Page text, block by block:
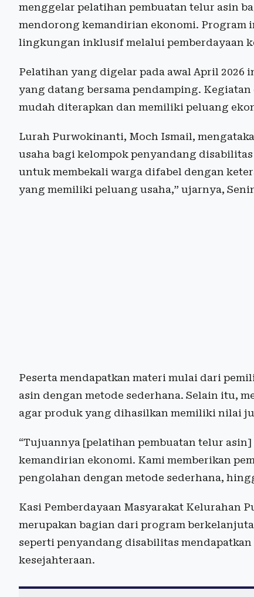
menggelar pelatihan pembuatan telur asin
mendorong kemandirian ekonomi. Program
lingkungan inklusif melalui pemberdayaan
Pelatihan yang digelar pada awal April
yang datang bersama pendamping.
mudah diterapkan dan memiliki peluang
Lurah Purwokinanti, Moch Ismail,
usaha bagi kelompok penyandang
untuk membekali warga difabel dengan
yang memiliki peluang usaha,” ujarnya,
Peserta mendapatkan materi mulai dari
asin dengan metode sederhana. Selain itu,
agar produk yang dihasilkan memiliki nilai
“Tujuannya [pelatihan pembuatan telur
kemandirian ekonomi. Kami memberikan
pengolahan dengan metode sederhana,
Kasi Pemberdayaan Masyarakat Kelurahan
merupakan bagian dari program
seperti penyandang disabilitas
kesejahteraan.